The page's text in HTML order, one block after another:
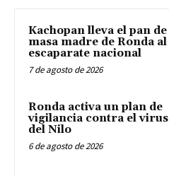
Kachopan lleva el pan de
masa madre de Ronda al
escaparate nacional
7 de agosto de 2026
Ronda activa un plan de
vigilancia contra el virus
del Nilo
6 de agosto de 2026